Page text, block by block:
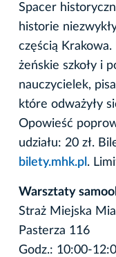
Spacer
historie
częścią
żeńskie szkoły i
nauczycielek,
które odważyły
Opowieść
udziału: 20 zł.
bilety.mhk.pl .
Warsztaty
Straż Miejska
Pasterza 116
Godz.: 10:00-